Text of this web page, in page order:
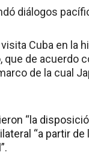
diálogos
Cuba en
que de
de la cual
“la
“a partir